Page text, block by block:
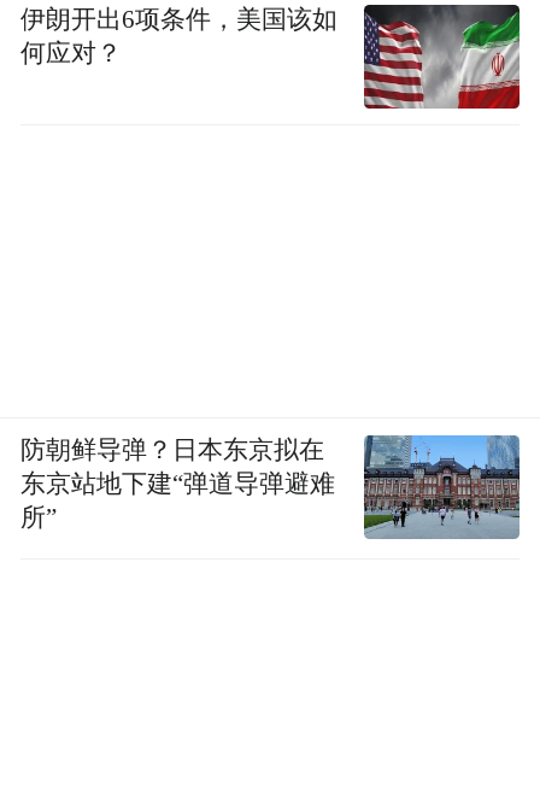
伊朗开出6项条件，美国该如
何应对？
防朝鲜导弹？日本东京拟在
东京站地下建“弹道导弹避难
所”